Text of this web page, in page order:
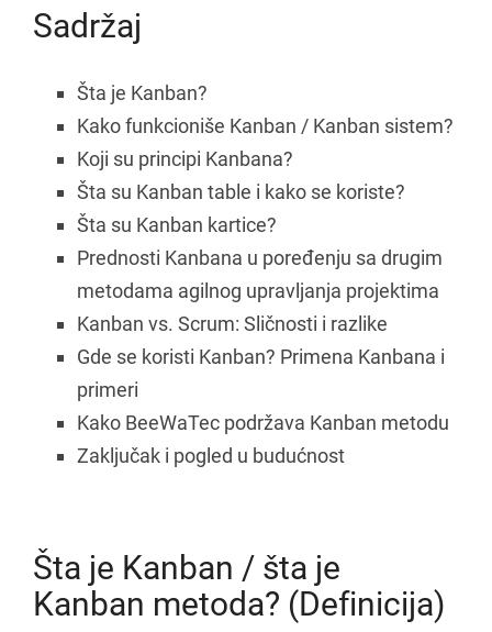
Sadržaj
Šta je Kanban?
Kako funkcioniše Kanban / Kanban sistem?
Koji su principi Kanbana?
Šta su Kanban table i kako se koriste?
Šta su Kanban kartice?
Prednosti Kanbana u poređenju sa drugim
metodama agilnog upravljanja projektima
Kanban vs. Scrum: Sličnosti i razlike
Gde se koristi Kanban? Primena Kanbana i
primeri
Kako BeeWaTec podržava Kanban metodu
Zaključak i pogled u budućnost
Šta je Kanban / šta je
Kanban metoda? (Definicija)